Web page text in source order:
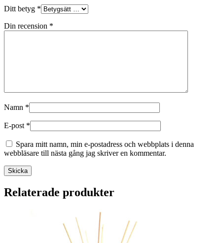
Ditt betyg *
Din recension *
Namn *
E-post *
Spara mitt namn, min e-postadress och webbplats i denna
webbläsare till nästa gång jag skriver en kommentar.
Skicka
Relaterade produkter